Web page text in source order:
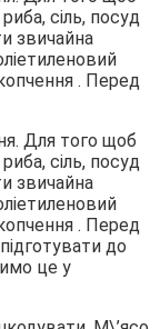
сіль, посуд
звичайна
. Перед
Для того щоб
сіль, посуд
звичайна
. Перед
до
це у